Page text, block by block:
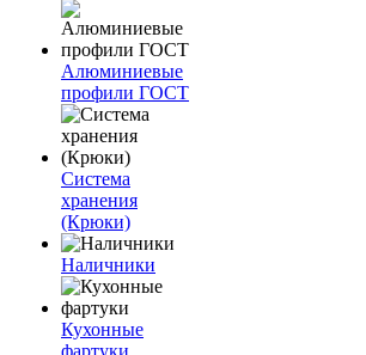
Алюминиевые
профили ГОСТ
Система
хранения
(Крюки)
Наличники
Кухонные
фартуки